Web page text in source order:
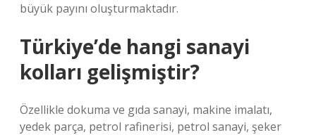
büyük payını oluşturmaktadır.
Türkiye’de hangi sanayi
kolları gelişmiştir?
Özellikle dokuma ve gıda sanayi, makine imalatı,
yedek parça, petrol rafinerisi, petrol sanayi, şeker